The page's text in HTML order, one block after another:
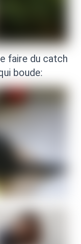
faire du catch
boude: